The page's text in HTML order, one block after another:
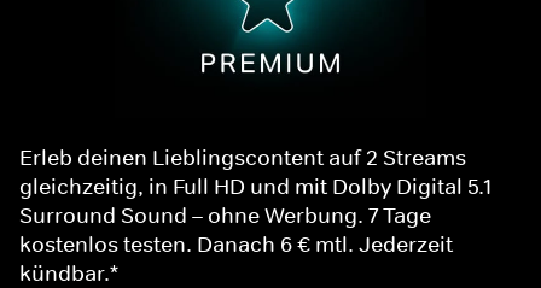
Erleb deinen Lieblingscontent auf 2 Streams
gleichzeitig, in Full HD und mit Dolby Digital 5.1
Surround Sound – ohne Werbung. 7 Tage
kostenlos testen. Danach 6 € mtl. Jederzeit
kündbar.*